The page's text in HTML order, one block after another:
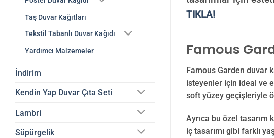
Taş Duvar Kağıtları
Tekstil Tabanlı Duvar Kağıdı
Yardımcı Malzemeler
İndirim
Kendin Yap Duvar Çıta Seti
Lambri
Süpürgelik
TIKLA!
Famous
Famous Garden duvar
isteyenler için ideal ve
soft yüzey geçişleriyle
Ayrıca bu özel tasarım
iç tasarımı gibi farklı